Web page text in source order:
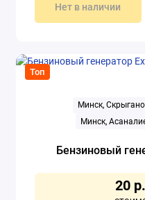
Нет в наличии
Топ
Минск,
Минск,
Бензиновый
20 р.